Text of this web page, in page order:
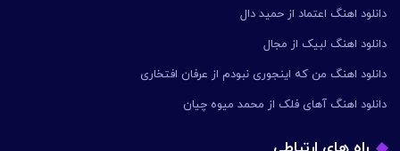
دانلود اهنگ اعتماد از حمید دال
دانلود اهنگ لبیک از مجال
دانلود اهنگ من که اینجوری نبودم از عرفان افتخاری
دانلود اهنگ آهای فلک از محمد میوه چیان